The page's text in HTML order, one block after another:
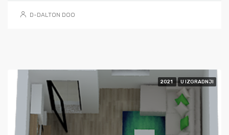
D-DALTON DOO
2021 U IZGRADNJI